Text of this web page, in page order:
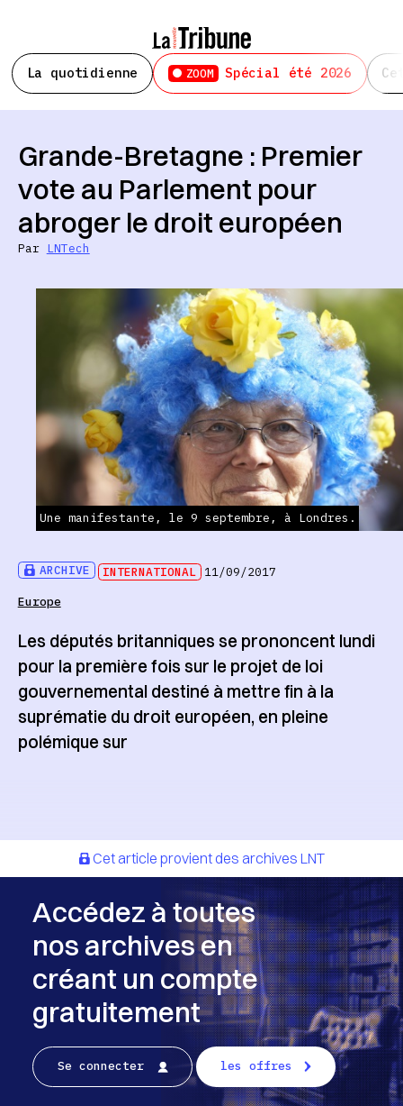
La quotidienne ZOOM Spécial été 2026
ARCHIVE INTERNATIONAL 11/09/2017
Europe
Grande-Bretagne : Premier
vote au Parlement pour
abroger le droit européen
Par LNTech
Une manifestante, le 9 septembre, à Londres.
Les députés britanniques se prononcent lundi
pour la première fois sur le projet de loi
gouvernemental destiné à mettre fin à la
suprématie du droit européen, en pleine
polémique sur
Cet article provient des archives LNT
Accédez à toutes
nos archives en
créant un compte
gratuitement
Se connecter les offres